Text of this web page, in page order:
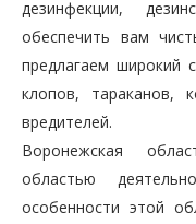
дезинфекции,
обеспечить вам
предлагаем широкий
клопов, тараканов,
вредителей.
Воронежская
областью
особенности этой